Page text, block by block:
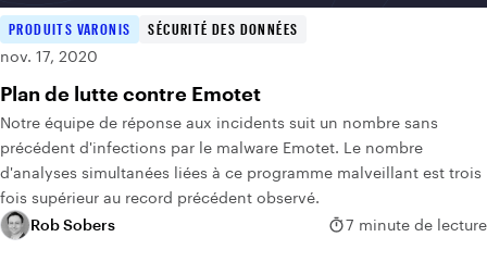
PRODUITS VARONIS
SÉCURITÉ DES DONNÉES
nov. 17, 2020
Plan de lutte contre Emotet
Notre équipe de réponse aux incidents suit un nombre sans
précédent d'infections par le malware Emotet. Le nombre
d'analyses simultanées liées à ce programme malveillant est trois
fois supérieur au record précédent observé.
Rob Sobers
7 minute de lecture